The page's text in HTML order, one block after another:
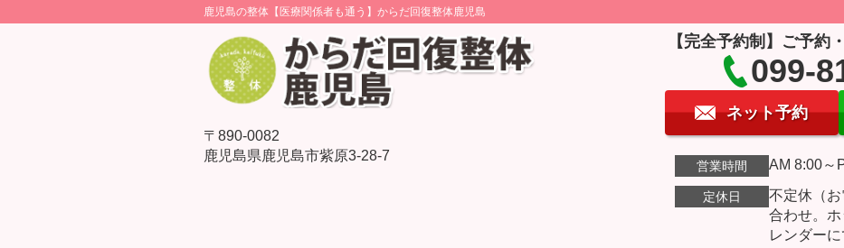
鹿児島の整体【医療関係者も通う】からだ回復整体鹿児島
〒890-0082
鹿児島県鹿児島市紫原3-28-7
【完全予約制】ご予約
099-
ネット予約
営業時間 AM 8:00～
定休日
不定休（
合わせ。
レンダーに